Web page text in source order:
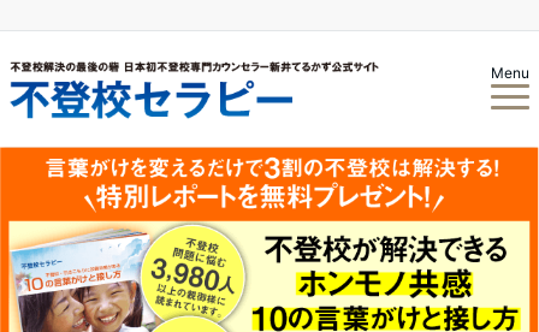
Menu